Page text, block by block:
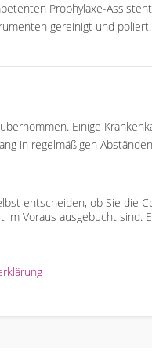
Prophylaxe-
gereinigt und
Einige
in regelmäßigen
Voraus ausgebucht sind.
entscheiden, ob Sie die